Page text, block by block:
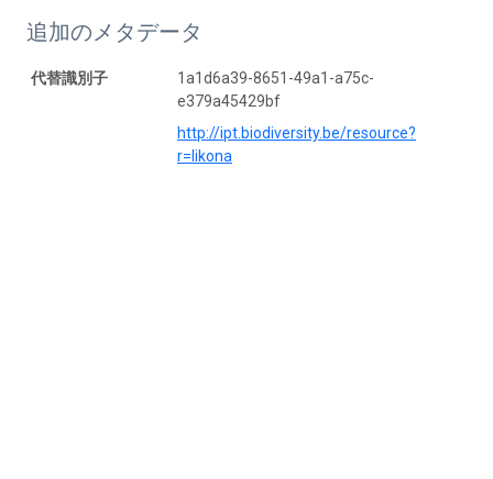
追加のメタデータ
代替識別子
1a1d6a39-8651-49a1-a75c-
e379a45429bf
http://ipt.biodiversity.be/resource?
r=likona